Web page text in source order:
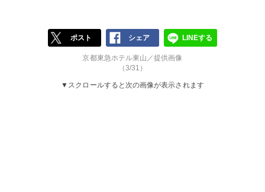
ポスト シェア LINEする
京都東急ホテル東山／提供画像
（3/31）
▼スクロールすると次の画像が表示されます